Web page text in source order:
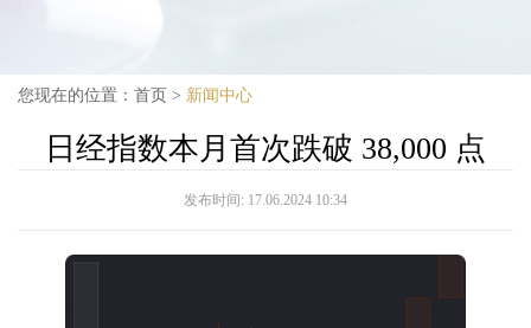
您现在的位置： 首页 > 新闻中心
日经指数本月首次跌破 38,000 点
发布时间: 17.06.2024 10:34